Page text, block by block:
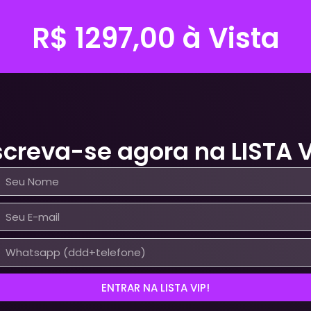
R$ 1297,00 à Vista
se agora na LISTA
ENTRAR NA LISTA VIP!